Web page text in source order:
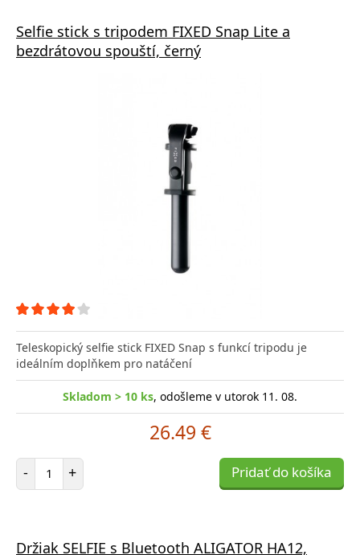
Selfie stick s tripodem FIXED Snap Lite a
bezdrátovou spouští, černý
Teleskopický selfie stick FIXED Snap s funkcí tripodu je
ideálním doplňkem pro natáčení
Skladom > 10 ks, odošleme v utorok 11. 08.
26.49 €
- Počet položiek
+ Pridať do košíka
Držiak SELFIE s Bluetooth ALIGATOR HA12,